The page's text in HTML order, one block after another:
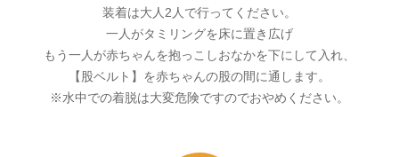
装着は大人2人で行ってください。
一人がタミリングを床に置き広げ
もう一人が赤ちゃんを抱っこしおなかを下にして入れ、
【股ベルト】を赤ちゃんの股の間に通します。
※水中での着脱は大変危険ですのでおやめください。